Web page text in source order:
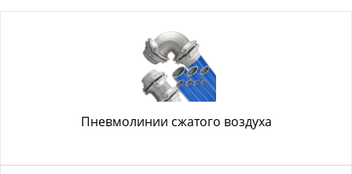
Пневмолинии сжатого воздуха